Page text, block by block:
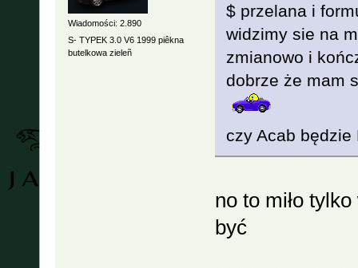
Wiadomości: 2.890
S- TYPEK 3.0 V6 1999 piêkna
butelkowa zieleñ
$ przelana i
widzimy sie na
zmianowo i
dobrze że mam
czy Acab
no to miło
być